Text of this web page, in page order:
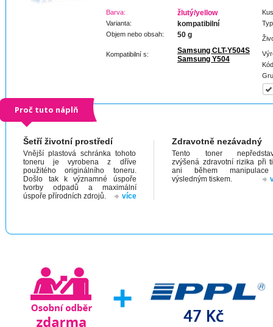
Barva: žlutý/yellow
Varianta: kompatibilní
Objem nebo obsah: 50 g
Kompatibilní s:
Samsung CLT-Y504S
Samsung Y504
Proč tuto náplň
Šetří životní prostředí
Vnější plastová schránka tohoto
toneru je vyrobena z dříve
použitého originálního toneru.
Došlo tak k významné úspoře
tvorby odpadů a maximální
úspoře přírodních zdrojů.
více
Zdravotně nezávadný
Tento toner
zvýšená zdravotní rizika při
ani během
výsledným tiskem.